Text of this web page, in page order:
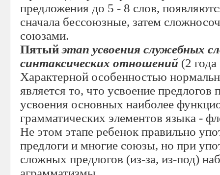
предложения до 5 - 8 слов,
сначала бессоюзные, затем
союзами.
Пятый этап усвоения служебных
синтаксических отношений (2
Характерной особенностью
является то, что усвоение
усвоения основных наиболее
грамматических элементов языка -
Не этом этапе ребенок правильно
предлоги и многие союзы, но при
сложных предлогов (из-за, из-под)